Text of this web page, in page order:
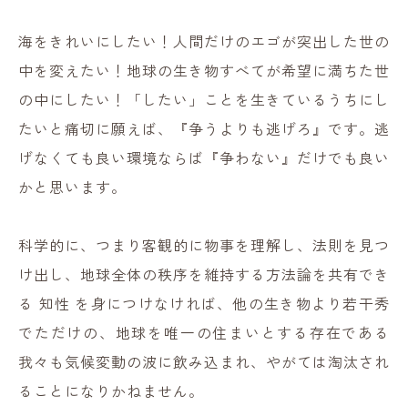
海をきれいにしたい！人間だけのエゴが突出した世の
中を変えたい！地球の生き物すべてが希望に満ちた世
の中にしたい！「したい」ことを生きているうちにし
たいと痛切に願えば、『争うよりも逃げろ』です。逃
げなくても良い環境ならば『争わない』だけでも良い
かと思います。
科学的に、つまり客観的に物事を理解し、法則を見つ
け出し、地球全体の秩序を維持する方法論を共有でき
る 知性 を身につけなければ、他の生き物より若干秀
でただけの、地球を唯一の住まいとする存在である
我々も気候変動の波に飲み込まれ、やがては淘汰され
ることになりかねません。